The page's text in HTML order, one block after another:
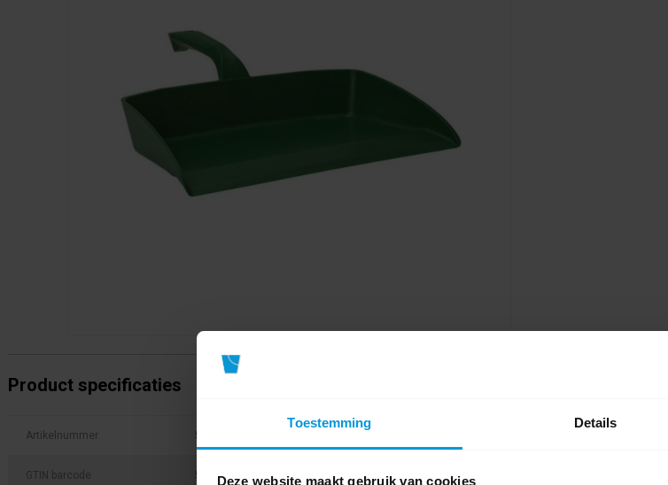
Toestemming Details
Deze website maakt gebruik van cookies
Product specificaties
Artikelnummer 56602
GTIN barcode 5705020566028